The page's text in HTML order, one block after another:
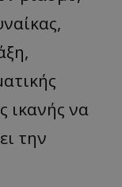
ικανής να
την